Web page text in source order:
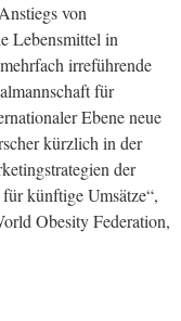
von
Lebensmittel in
irreführende
für
Ebene neue
kürzlich in der
der
künftige Umsätze“,
Obesity Federation,